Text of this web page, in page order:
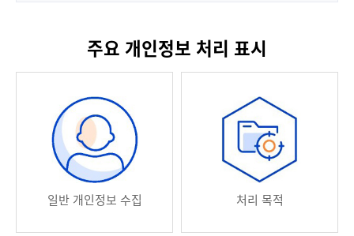
주요 개인정보 처리 표시
일반 개인정보 수집 처리 목적